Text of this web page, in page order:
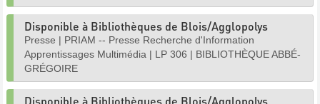
Disponible à Bibliothèques de Blois/Agglopolys
Presse | PRIAM -- Presse Recherche d'Information
Apprentissages Multimédia | LP 306 | BIBLIOTHÈQUE ABBÉ-
GRÉGOIRE
Disponible à Bibliothèques de Blois/Agglopolys